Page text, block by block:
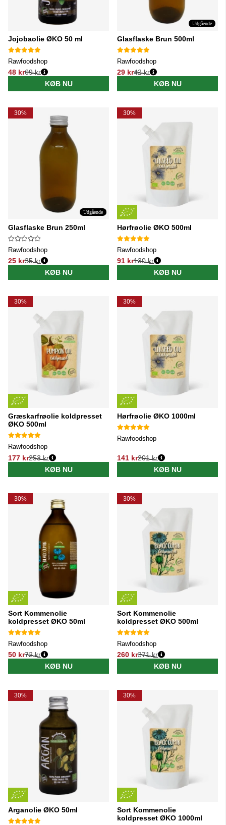
Jojobaolie ØKO 50 ml
Rawfoodshop
48 kr
Normalpris:
69 kr
KØB NU
Udgående
Glasflaske Brun 500ml
Rawfoodshop
29 kr
Normalpris:
42 kr
KØB NU
30%
Udgående
Glasflaske Brun 250ml
Rawfoodshop
25 kr
Normalpris:
35 kr
KØB NU
30%
Hørfrøolie ØKO 500ml
Rawfoodshop
91 kr
Normalpris:
130 kr
KØB NU
30%
Græskarfrøolie koldpresset
ØKO 500ml
Rawfoodshop
177 kr
Normalpris:
253 kr
KØB NU
30%
Hørfrøolie ØKO 1000ml
Rawfoodshop
141 kr
Normalpris:
201 kr
KØB NU
30%
Sort Kommenolie
koldpresset ØKO 50ml
Rawfoodshop
50 kr
Normalpris:
72 kr
KØB NU
30%
Sort Kommenolie
koldpresset ØKO 500ml
Rawfoodshop
260 kr
Normalpris:
371 kr
KØB NU
30%
Arganolie ØKO 50ml
30%
Sort Kommenolie
koldpresset ØKO 1000ml